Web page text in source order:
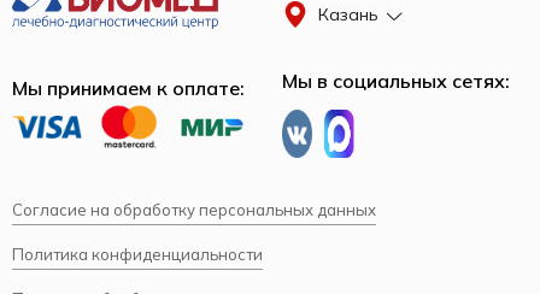
Казань
Мы принимаем к оплате: Мы в социальных сетях:
Согласие на обработку персональных данных
Политика конфиденциальности